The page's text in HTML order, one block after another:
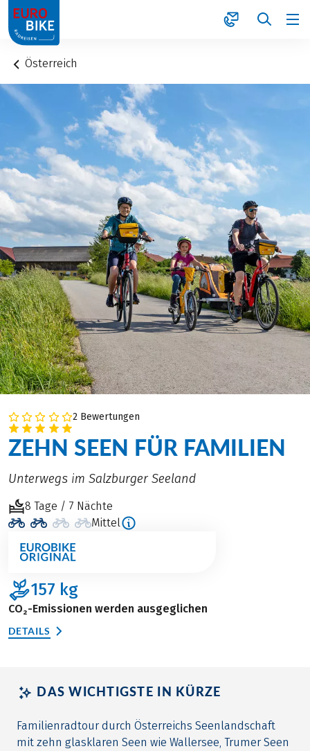
1
Österreich
2 Bewertungen
ZEHN SEEN FÜR FAMILIEN
Unterwegs im Salzburger Seeland
8 Tage / 7 Nächte
Mittel
157 kg
CO₂-Emissionen werden ausgeglichen
DETAILS
DAS WICHTIGSTE IN KÜRZE
Familienradtour durch Österreichs Seenlandschaft
mit zehn glasklaren Seen wie Wallersee, Trumer Seen